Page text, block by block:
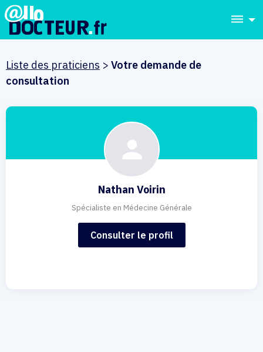
dehaze
Liste des praticiens > Votre demande de
consultation
Nathan Voirin
Spécialiste en Médecine Générale
Consulter le profil